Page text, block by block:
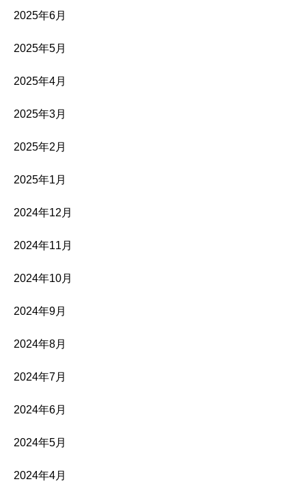
2025年6月
2025年5月
2025年4月
2025年3月
2025年2月
2025年1月
2024年12月
2024年11月
2024年10月
2024年9月
2024年8月
2024年7月
2024年6月
2024年5月
2024年4月